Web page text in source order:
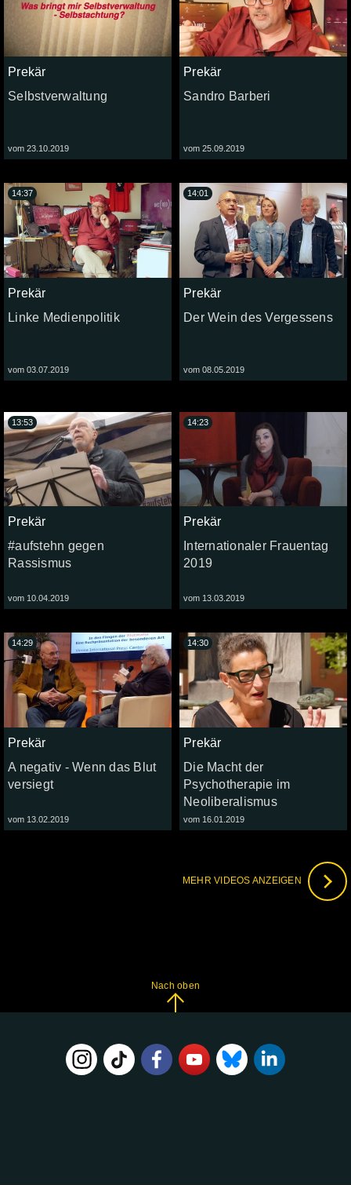
Prekär
Selbstverwaltung
vom 23.10.2019
Prekär
Sandro Barberi
vom 25.09.2019
Prekär
Linke Medienpolitik
vom 03.07.2019
14:37
Prekär
Der Wein des Vergessens
vom 08.05.2019
14:01
Prekär
#aufstehn gegen
Rassismus
vom 10.04.2019
13:53
Prekär
Internationaler Frauentag
2019
vom 13.03.2019
14:23
Prekär
A negativ - Wenn das Blut
versiegt
vom 13.02.2019
14:29
Prekär
Die Macht der
Psychotherapie im
Neoliberalismus
vom 16.01.2019
14:30
MEHR VIDEOS ANZEIGEN
Nach oben